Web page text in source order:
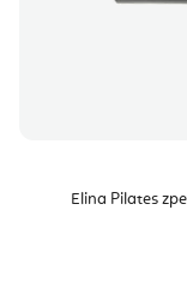
Elina Pilates